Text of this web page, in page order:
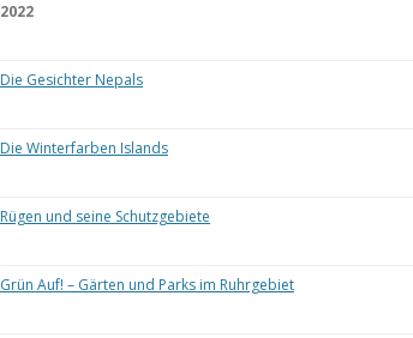
2022
Die Gesichter Nepals
Die Winterfarben Islands
Rügen und seine Schutzgebiete
Grün Auf! – Gärten und Parks im Ruhrgebiet